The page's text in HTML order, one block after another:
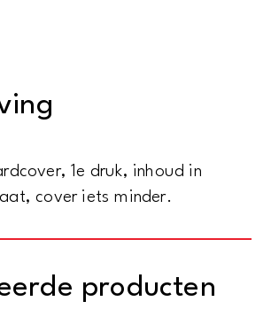
1e druk, inhoud in
cover iets minder.
producten